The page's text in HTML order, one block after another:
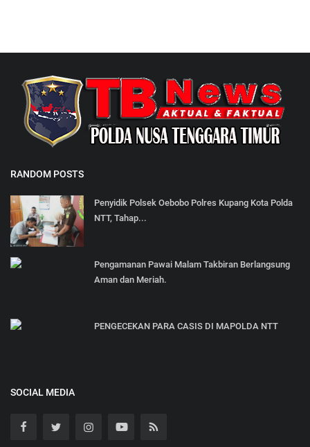
RANDOM POSTS
Penyidik Polsek Oebobo Polres Kupang Kota Polda
NTT, Tahap...
Pengamanan Pawai Malam Takbiran Berlangsung
Aman dan Meriah.
PENGECEKAN PARA CASIS DI MAPOLDA NTT
SOCIAL MEDIA